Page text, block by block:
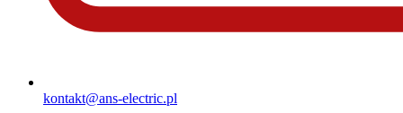
kontakt@ans-electric.pl